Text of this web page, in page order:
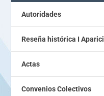
Autoridades
Reseña histórica I
Actas
Convenios Colectivos